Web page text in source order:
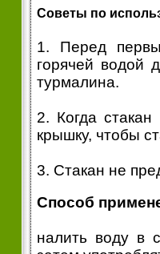
Советы по
1. Перед
горячей водой
турмалина.
2. Когда
крышку, чтобы
3. Стакан не
Способ
налить воду в